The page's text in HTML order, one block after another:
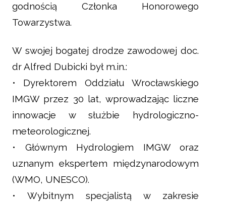
godnością Członka Honorowego
Towarzystwa.
W swojej bogatej drodze zawodowej doc.
dr Alfred Dubicki był m.in.:
• Dyrektorem Oddziału Wrocławskiego
IMGW przez 30 lat, wprowadzając liczne
innowacje w służbie hydrologiczno-
meteorologicznej.
• Głównym Hydrologiem IMGW oraz
uznanym ekspertem międzynarodowym
(WMO, UNESCO).
• Wybitnym specjalistą w zakresie